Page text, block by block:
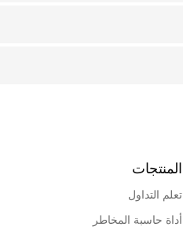
المنتجات
تعلم التداول
أداة حاسبة المخاطر